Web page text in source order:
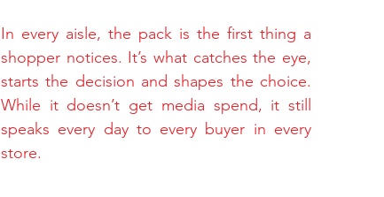
In every aisle, the pack is the first thing a
shopper notices. It’s what catches the eye,
starts the decision and shapes the choice.
While it doesn’t get media spend, it still
speaks every day to every buyer in every
store.